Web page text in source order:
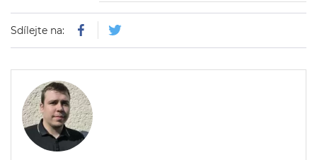
Piastriho. Australan dojel druhý.
Třetí místo si vybojoval George
Sdílejte na: